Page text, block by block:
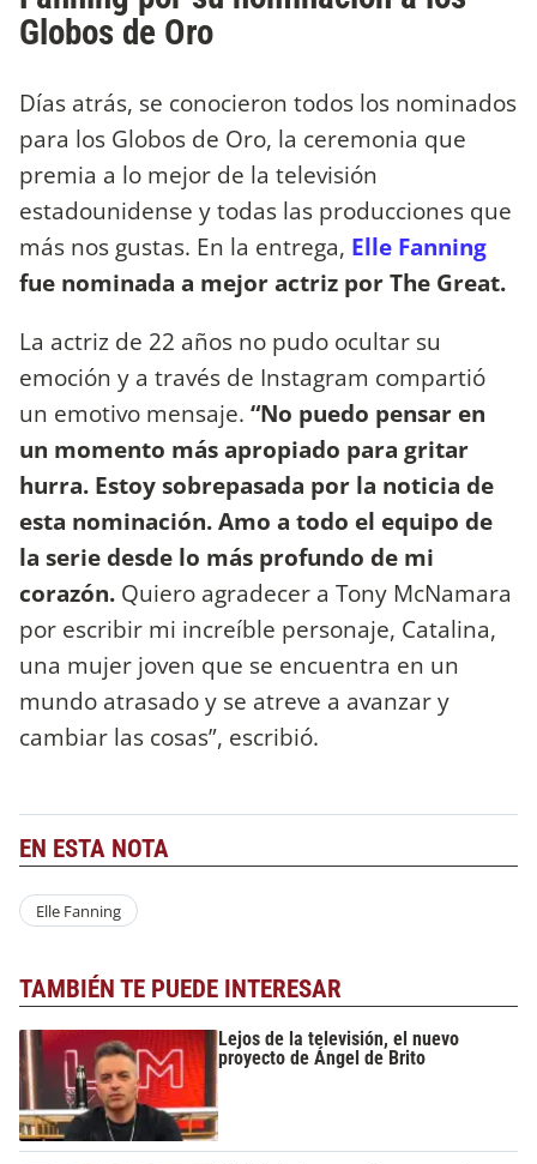
Globos de Oro
Días atrás, se conocieron todos los nominados
para los Globos de Oro, la ceremonia que
premia a lo mejor de la televisión
estadounidense y todas las producciones que
más nos gustas. En la entrega, Elle Fanning
fue nominada a mejor actriz por The Great.
La actriz de 22 años no pudo ocultar su
emoción y a través de Instagram compartió
un emotivo mensaje. “No puedo pensar en
un momento más apropiado para gritar
hurra. Estoy sobrepasada por la noticia de
esta nominación. Amo a todo el equipo de
la serie desde lo más profundo de mi
corazón. Quiero agradecer a Tony McNamara
por escribir mi increíble personaje, Catalina,
una mujer joven que se encuentra en un
mundo atrasado y se atreve a avanzar y
cambiar las cosas”, escribió.
EN ESTA NOTA
Elle Fanning
TAMBIÉN TE PUEDE INTERESAR
Lejos de la televisión, el nuevo
proyecto de Ángel de Brito